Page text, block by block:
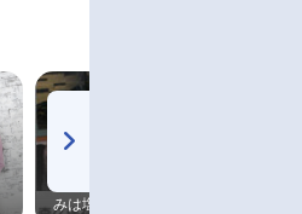
みは塩だけ